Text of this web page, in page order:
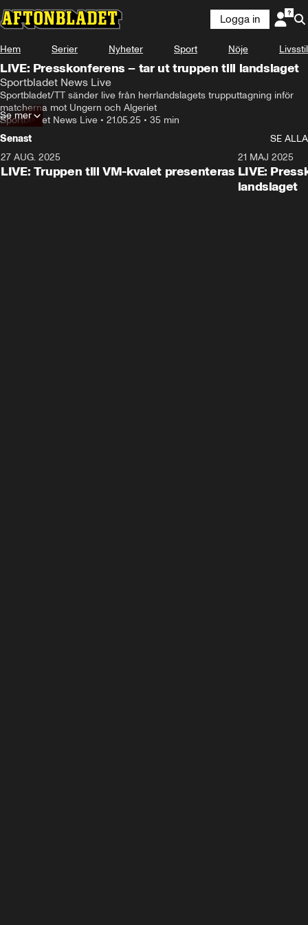
Logga in
Hem Serier Nyheter Sport Nöje Livsstil
LIVE: Presskonferens – tar ut truppen till landslaget
Sportbladet News Live
Sportbladet/TT sänder live från herrlandslagets trupputtagning inför
matcherna mot Ungern och Algeriet
Sportbladet News Live • 21.05.25 • 35 min
Se mer
Senast
SE ALLA
27 AUG. 2025
LIVE: Truppen till VM-kvalet presenteras
21 MAJ 2025
LIVE:
landslaget